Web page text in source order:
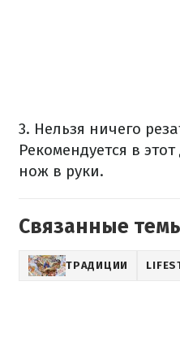
3. Нельзя ничего
Рекомендуется в
нож в руки.
Связанные
ТРАДИЦИИ